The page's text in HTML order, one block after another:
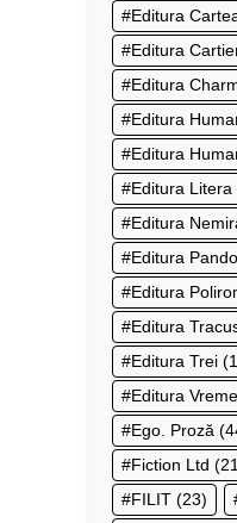
Editura
Editura
Editura
Editura
Editura
Editura Litera
Editura
Editura
Editura
Editura
Editura Trei
Editura
Ego. Proză
Fiction Ltd
FILIT (23)